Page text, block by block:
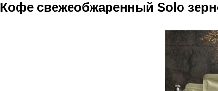
Кофе свежеобжаренный Solo